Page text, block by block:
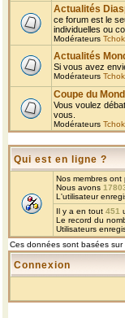
Actualités
ce forum est le
individuelles ou
Modérateurs
Actualités
Si vous avez
Modérateurs
Coupe du
Vous voulez
vous.
Modérateurs
Qui est en ligne ?
Nos membres
Nous avons
L'utilisateur
Il y a en tout 451
Le record du
Utilisateurs
Ces données sont basées
Connexion